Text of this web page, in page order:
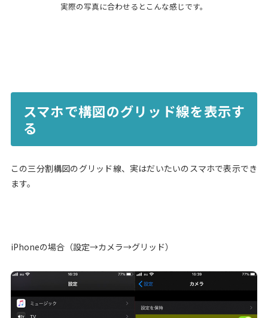
実際の写真に合わせるとこんな感じです。
スマホで構図のグリッド線を表示す
る
この三分割構図のグリッド線、実はだいたいのスマホで表示でき
ます。
iPhoneの場合（設定→カメラ→グリッド）